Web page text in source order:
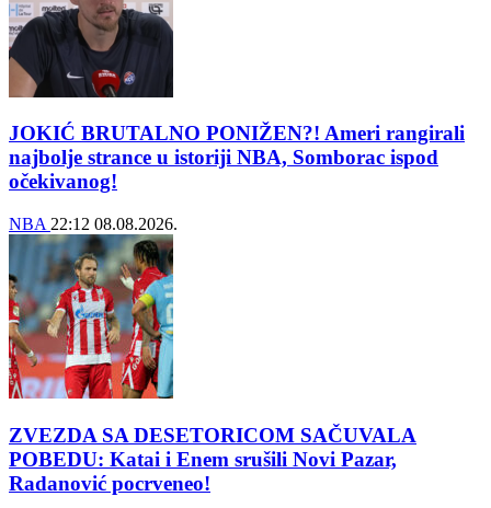
JOKIĆ BRUTALNO PONIŽEN?! Ameri rangirali
najbolje strance u istoriji NBA, Somborac ispod
očekivanog!
NBA 22:12 08.08.2026.
ZVEZDA SA DESETORICOM SAČUVALA
POBEDU: Katai i Enem srušili Novi Pazar,
Radanović pocrveneo!